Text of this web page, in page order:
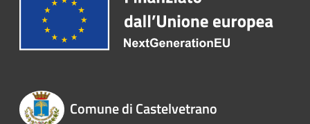
Comune di Castelvetrano